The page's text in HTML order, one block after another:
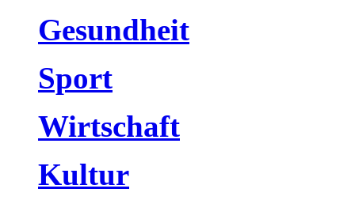
Gesundheit
Sport
Wirtschaft
Kultur